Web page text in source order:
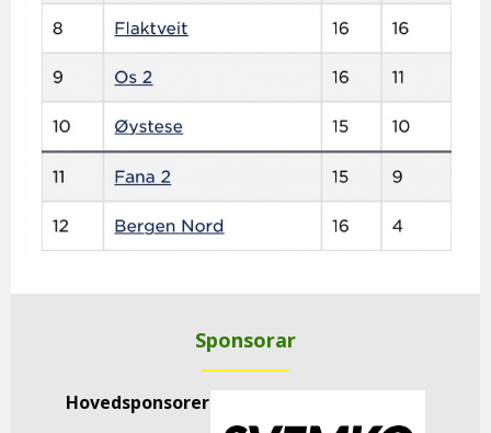
Sponsorar
Hovedsponsorer